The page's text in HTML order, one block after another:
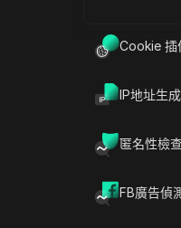
Cookie 插
IP地址生
匿名性檢
FB廣告偵
扣
位址為特色的高級代理
抓取活動的理想選擇。